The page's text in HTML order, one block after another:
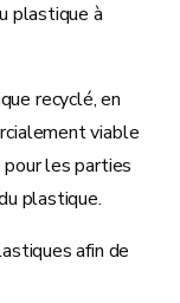
plastique à
recyclé, en
viable
les parties
plastique.
afin de